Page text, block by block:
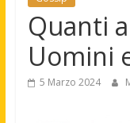
Quanti
Uomini
5 Marzo 2024